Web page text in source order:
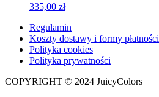
335,00 zł
Regulamin
Koszty dostawy i formy płatności
Polityka cookies
Polityka prywatności
COPYRIGHT © 2024 JuicyColors